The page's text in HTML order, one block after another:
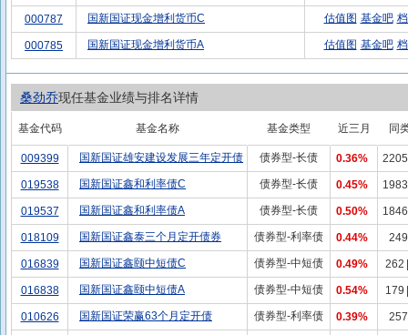
000787 国新国证现金增利货币C 估值图 基金吧
000785 国新国证现金增利货币A 估值图 基金吧
桑劲乔现任基金业绩与排名详情
基金代码 基金名称 基金类型 近三月 同
009399 国新国证雄安建设发展三年定开债 债券型-长债 0.36% 2205
019538 国新国证鑫和利率债C 债券型-长债 0.45% 1983
019537 国新国证鑫和利率债A 债券型-长债 0.50% 1846
018109 国新国证鑫泰三个月定开债券 债券型-利率债 0.44% 249
016839 国新国证鑫颐中短债C 债券型-中短债 0.49% 262
016838 国新国证鑫颐中短债A 债券型-中短债 0.54% 179
010626 国新国证荣赢63个月定开债 债券型-利率债 0.39% 257